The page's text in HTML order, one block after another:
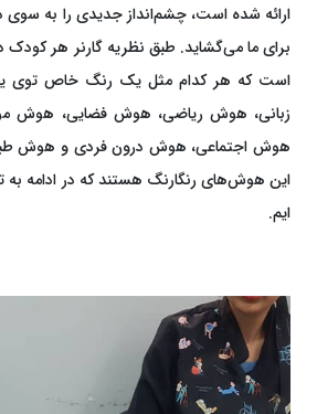
ارائه شده است، چشم‌انداز جدیدی را به
برای ما می‌گشاید. طبق نظریه گارنر هر
است که هر کدام مثل یک رنگ خاص
زبانی، هوش ریاضی، هوش فضایی، هوش
هوش اجتماعی، هوش درون فردی و هوش
این هوش‌های رنگارنگ هستند که در ادامه به
ایم.